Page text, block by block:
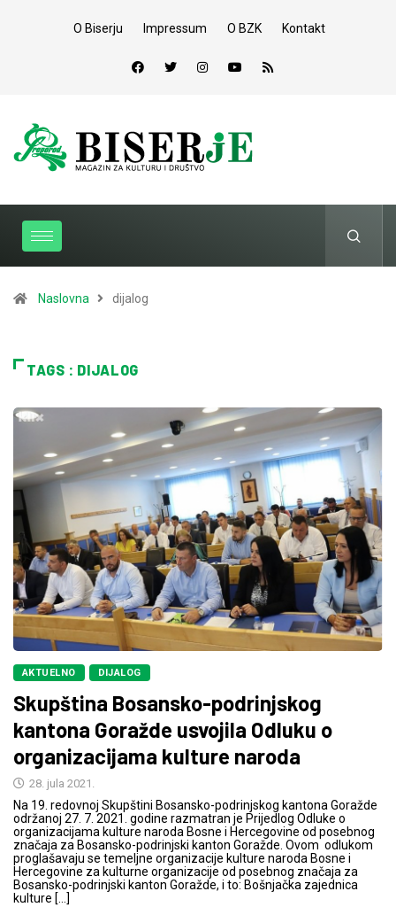
O Biserju Impressum O BZK Kontakt
Naslovna dijalog
TAGS : DIJALOG
AKTUELNO DIJALOG
Skupština Bosansko-podrinjskog
kantona Goražde usvojila Odluku o
organizacijama kulture naroda
28. jula 2021.
Na 19. redovnoj Skupštini Bosansko-podrinjskog kantona Goražde
održanoj 27. 7. 2021. godine razmatran je Prijedlog Odluke o
organizacijama kulture naroda Bosne i Hercegovine od posebnog
značaja za Bosansko-podrinjski kanton Goražde. Ovom odlukom
proglašavaju se temeljne organizacije kulture naroda Bosne i
Hercegovine za kulturne organizacije od posebnog značaja za
Bosansko-podrinjski kanton Goražde, i to: Bošnjačka zajednica
kulture […]